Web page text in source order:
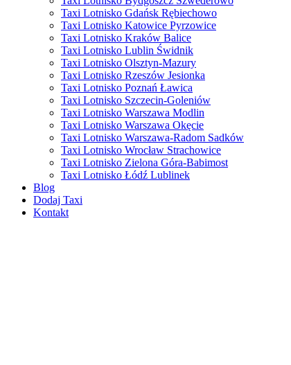
Taxi Lotnisko Gdańsk Rębiechowo
Taxi Lotnisko Katowice Pyrzowice
Taxi Lotnisko Kraków Balice
Taxi Lotnisko Lublin Świdnik
Taxi Lotnisko Olsztyn-Mazury
Taxi Lotnisko Rzeszów Jesionka
Taxi Lotnisko Poznań Ławica
Taxi Lotnisko Szczecin-Goleniów
Taxi Lotnisko Warszawa Modlin
Taxi Lotnisko Warszawa Okęcie
Taxi Lotnisko Warszawa-Radom Sadków
Taxi Lotnisko Wrocław Strachowice
Taxi Lotnisko Zielona Góra-Babimost
Taxi Lotnisko Łódź Lublinek
Blog
Dodaj Taxi
Kontakt